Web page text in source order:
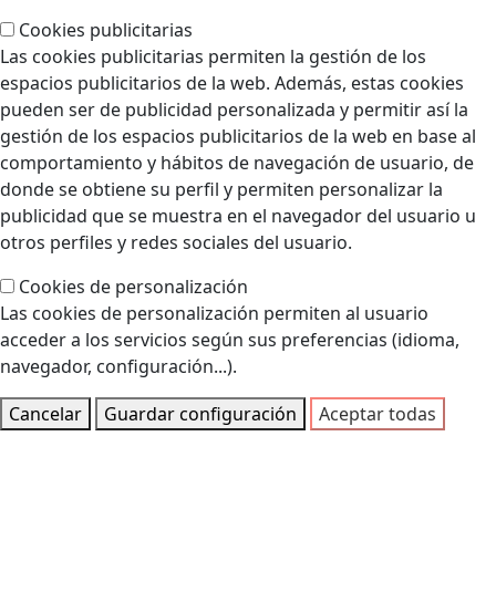
Cookies publicitarias
Las cookies publicitarias permiten la gestión de los
espacios publicitarios de la web. Además, estas cookies
pueden ser de publicidad personalizada y permitir así la
gestión de los espacios publicitarios de la web en base al
comportamiento y hábitos de navegación de usuario, de
donde se obtiene su perfil y permiten personalizar la
publicidad que se muestra en el navegador del usuario u
otros perfiles y redes sociales del usuario.
Cookies de personalización
Las cookies de personalización permiten al usuario
acceder a los servicios según sus preferencias (idioma,
navegador, configuración...).
Cancelar
Guardar configuración Aceptar todas